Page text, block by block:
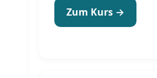
Zum Kurs →